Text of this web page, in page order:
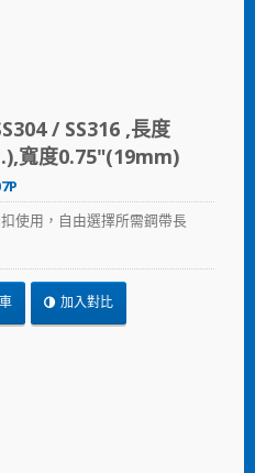
/ SS316 ,長度
寬度0.75"(19mm)
使用，自由選擇所需鋼帶長
加入對比